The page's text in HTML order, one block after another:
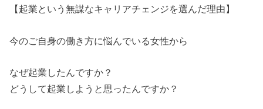
【起業という無謀なキャリアチェンジを選んだ理由】
今のご自身の働き方に悩んでいる女性から
なぜ起業したんですか？
どうして起業しようと思ったんですか？